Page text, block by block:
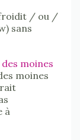
/ ou /
sans
moines
moines
à